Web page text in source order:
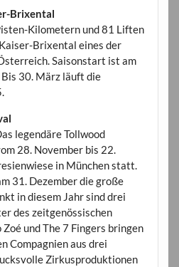
Brixental
Kilometern und 81 Liften
Brixental eines der
Saisonstart ist am
Bis 30. März läuft die
legendäre Tollwood
28. November bis 22.
in München statt.
31. Dezember die große
in diesem Jahr sind drei
des zeitgenössischen
und The 7 Fingers bringen
Compagnien aus drei
Zirkusproduktionen